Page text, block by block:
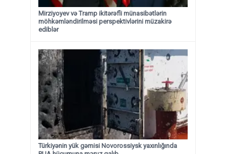
Mirziyoyev və Tramp ikitərəfli münasibətlərin
möhkəmləndirilməsi perspektivlərini müzakirə
ediblər
Türkiyənin yük gəmisi Novorossiysk yaxınlığında